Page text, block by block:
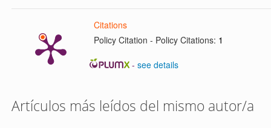
Citations
Policy Citation - Policy Citations: 1
-see details
Artículos más leídos del mismo autor/a